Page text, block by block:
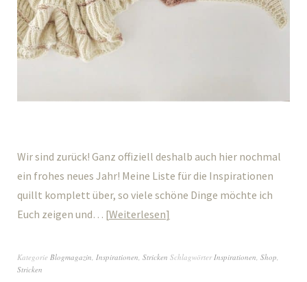
Wir sind zurück! Ganz offiziell deshalb auch hier nochmal
ein frohes neues Jahr! Meine Liste für die Inspirationen
quillt komplett über, so viele schöne Dinge möchte ich
Euch zeigen und… Weiterlesen
Kategorie Blogmagazin Inspirationen Stricken Schlagwörter Inspirationen Shop
Stricken